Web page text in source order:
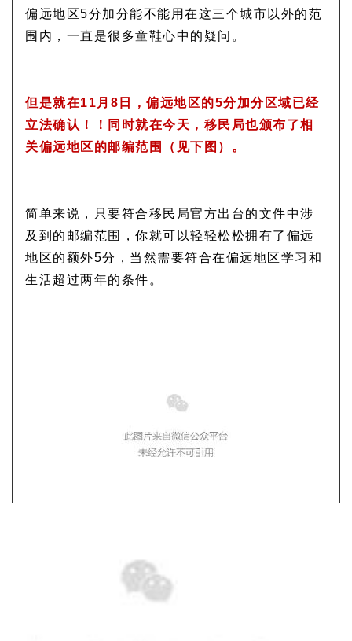
偏远地区5分加分能不能用在这三个城市以外的范
围内，一直是很多童鞋心中的疑问。
但是就在11月8日，偏远地区的5分加分区域已经
立法确认！！同时就在今天，移民局也颁布了相
关偏远地区的邮编范围（见下图）。
简单来说，只要符合移民局官方出台的文件中涉
及到的邮编范围，你就可以轻轻松松拥有了偏远
地区的额外5分，当然需要符合在偏远地区学习和
生活超过两年的条件。